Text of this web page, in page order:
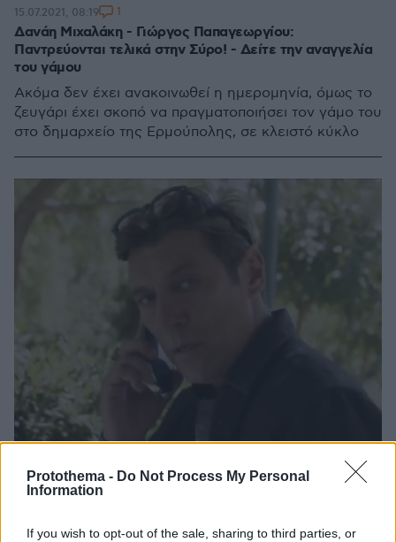
Protothema - Do Not Process My Personal
Information
If you wish to opt-out of the sale, sharing to third parties, or
Δανάη Μιχαλάκη - Γιώργος Παπαγεωργίου:
Παντρεύονται τελικά στην Σύρο! - Δείτε την αναγγελία
του γάμου
Ακόμα δεν έχει ανακοινωθεί η ημερομηνία, όμως το
ζευγάρι έχει σκοπό να πραγματοποιήσει τον γάμο του
στο δημαρχείο της Ερμούπολης, σε κλειστό κύκλο
15.07.2021, 08:19 1